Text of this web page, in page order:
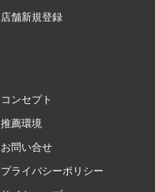
店舗新規登録
コンセプト
推薦環境
お問い合せ
プライバシーポリシー